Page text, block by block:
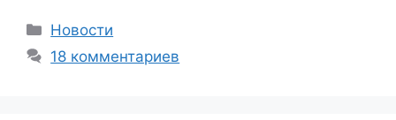
Рубрики
Новости
18 комментариев